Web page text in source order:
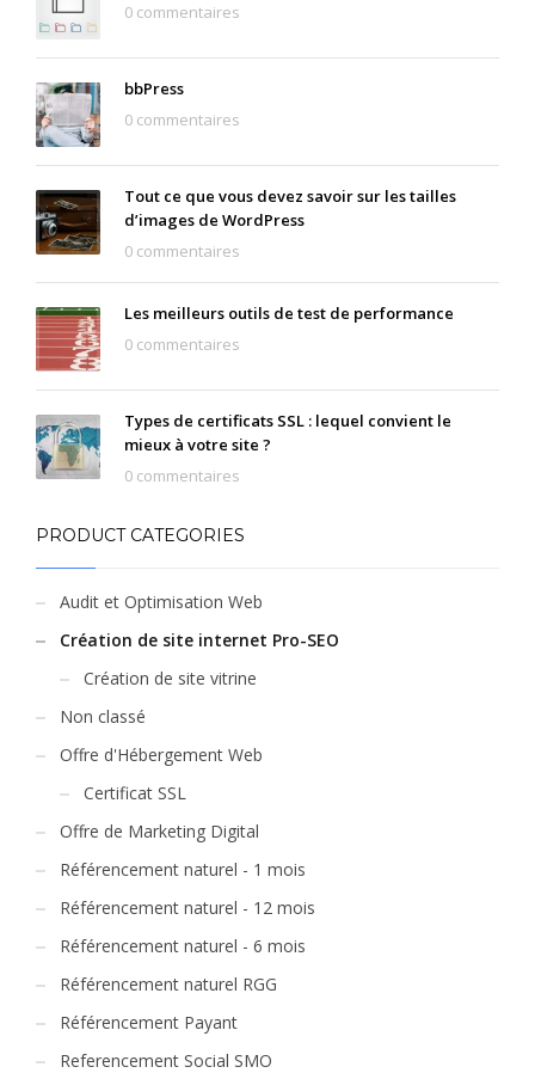
0 commentaires
bbPress
0 commentaires
Tout ce que vous devez savoir sur les tailles
d’images de WordPress
0 commentaires
Les meilleurs outils de test de performance
0 commentaires
Types de certificats SSL : lequel convient le
mieux à votre site ?
0 commentaires
PRODUCT CATEGORIES
Audit et Optimisation Web
Création de site internet Pro-SEO
Création de site vitrine
Non classé
Offre d'Hébergement Web
Certificat SSL
Offre de Marketing Digital
Référencement naturel - 1 mois
Référencement naturel - 12 mois
Référencement naturel - 6 mois
Référencement naturel RGG
Référencement Payant
Referencement Social SMO